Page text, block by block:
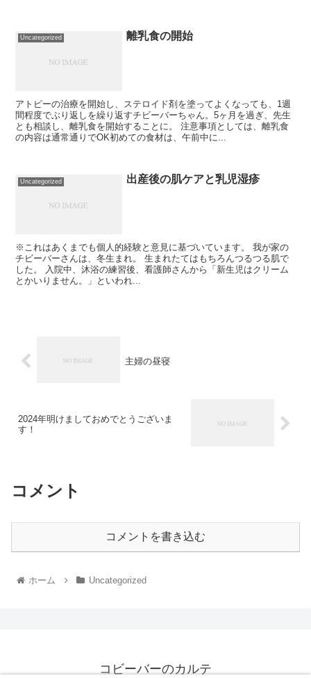
Uncategorized 離乳食の開始
アトピーの治療を開始し、ステロイド剤を塗ってよくなっても、1週
間程度でぶり返しを繰り返すチビーバーちゃん。5ヶ月を過ぎ、先生
とも相談し、離乳食を開始することに。 注意事項としては、離乳食
の内容は通常通りでOK初めての食材は、午前中に...
Uncategorized 出産後の肌ケアと乳児湿疹
※これはあくまでも個人的経験と意見に基づいています。 我が家の
チビーバーさんは、冬生まれ。 生まれたてはもちろんつるつる肌で
した。 入院中、沐浴の練習後、看護師さんから「新生児はクリーム
とかいりません。」といわれ...
主婦の昼寝
2024年明けましておめでとうございま
す！
コメント
コメントを書き込む
ホーム Uncategorized
コビーバーのカルテ